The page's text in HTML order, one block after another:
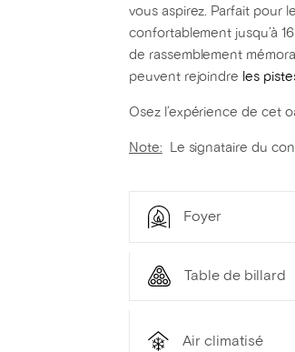
vous aspirez. Parfait pour
confortablement jusqu’à
de rassemblement
peuvent rejoindre les
Osez l’expérience de cet
Note: Le signataire du
Foyer
Table de billard
Air climatisé